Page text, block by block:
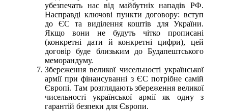
убезпечать нас від майбутніх нападів РФ.
Насправді ключові пункти договору: вступ
до ЄС та виділення коштів для України.
Якщо вони не будуть чітко прописані
(конкретні дати й конкретні цифри), цей
договір буде близьким до Будапештського
меморандуму.
Збереження великої чисельності української
армії при фінансуванні з ЄС потрібне самій
Європі. Там розглядають збереження великої
чисельності української армії як одну з
гарантій безпеки для Європи.